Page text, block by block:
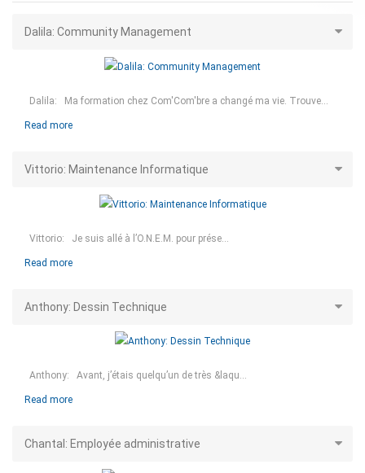
Dalila: Community Management
Dalila: Ma formation chez Com'Com'bre a changé ma vie. Trouve...
Read more
Vittorio: Maintenance Informatique
Vittorio: Je suis allé à l’O.N.E.M. pour prése...
Read more
Anthony: Dessin Technique
Anthony: Avant, j’étais quelqu’un de très &laqu...
Read more
Chantal: Employée administrative